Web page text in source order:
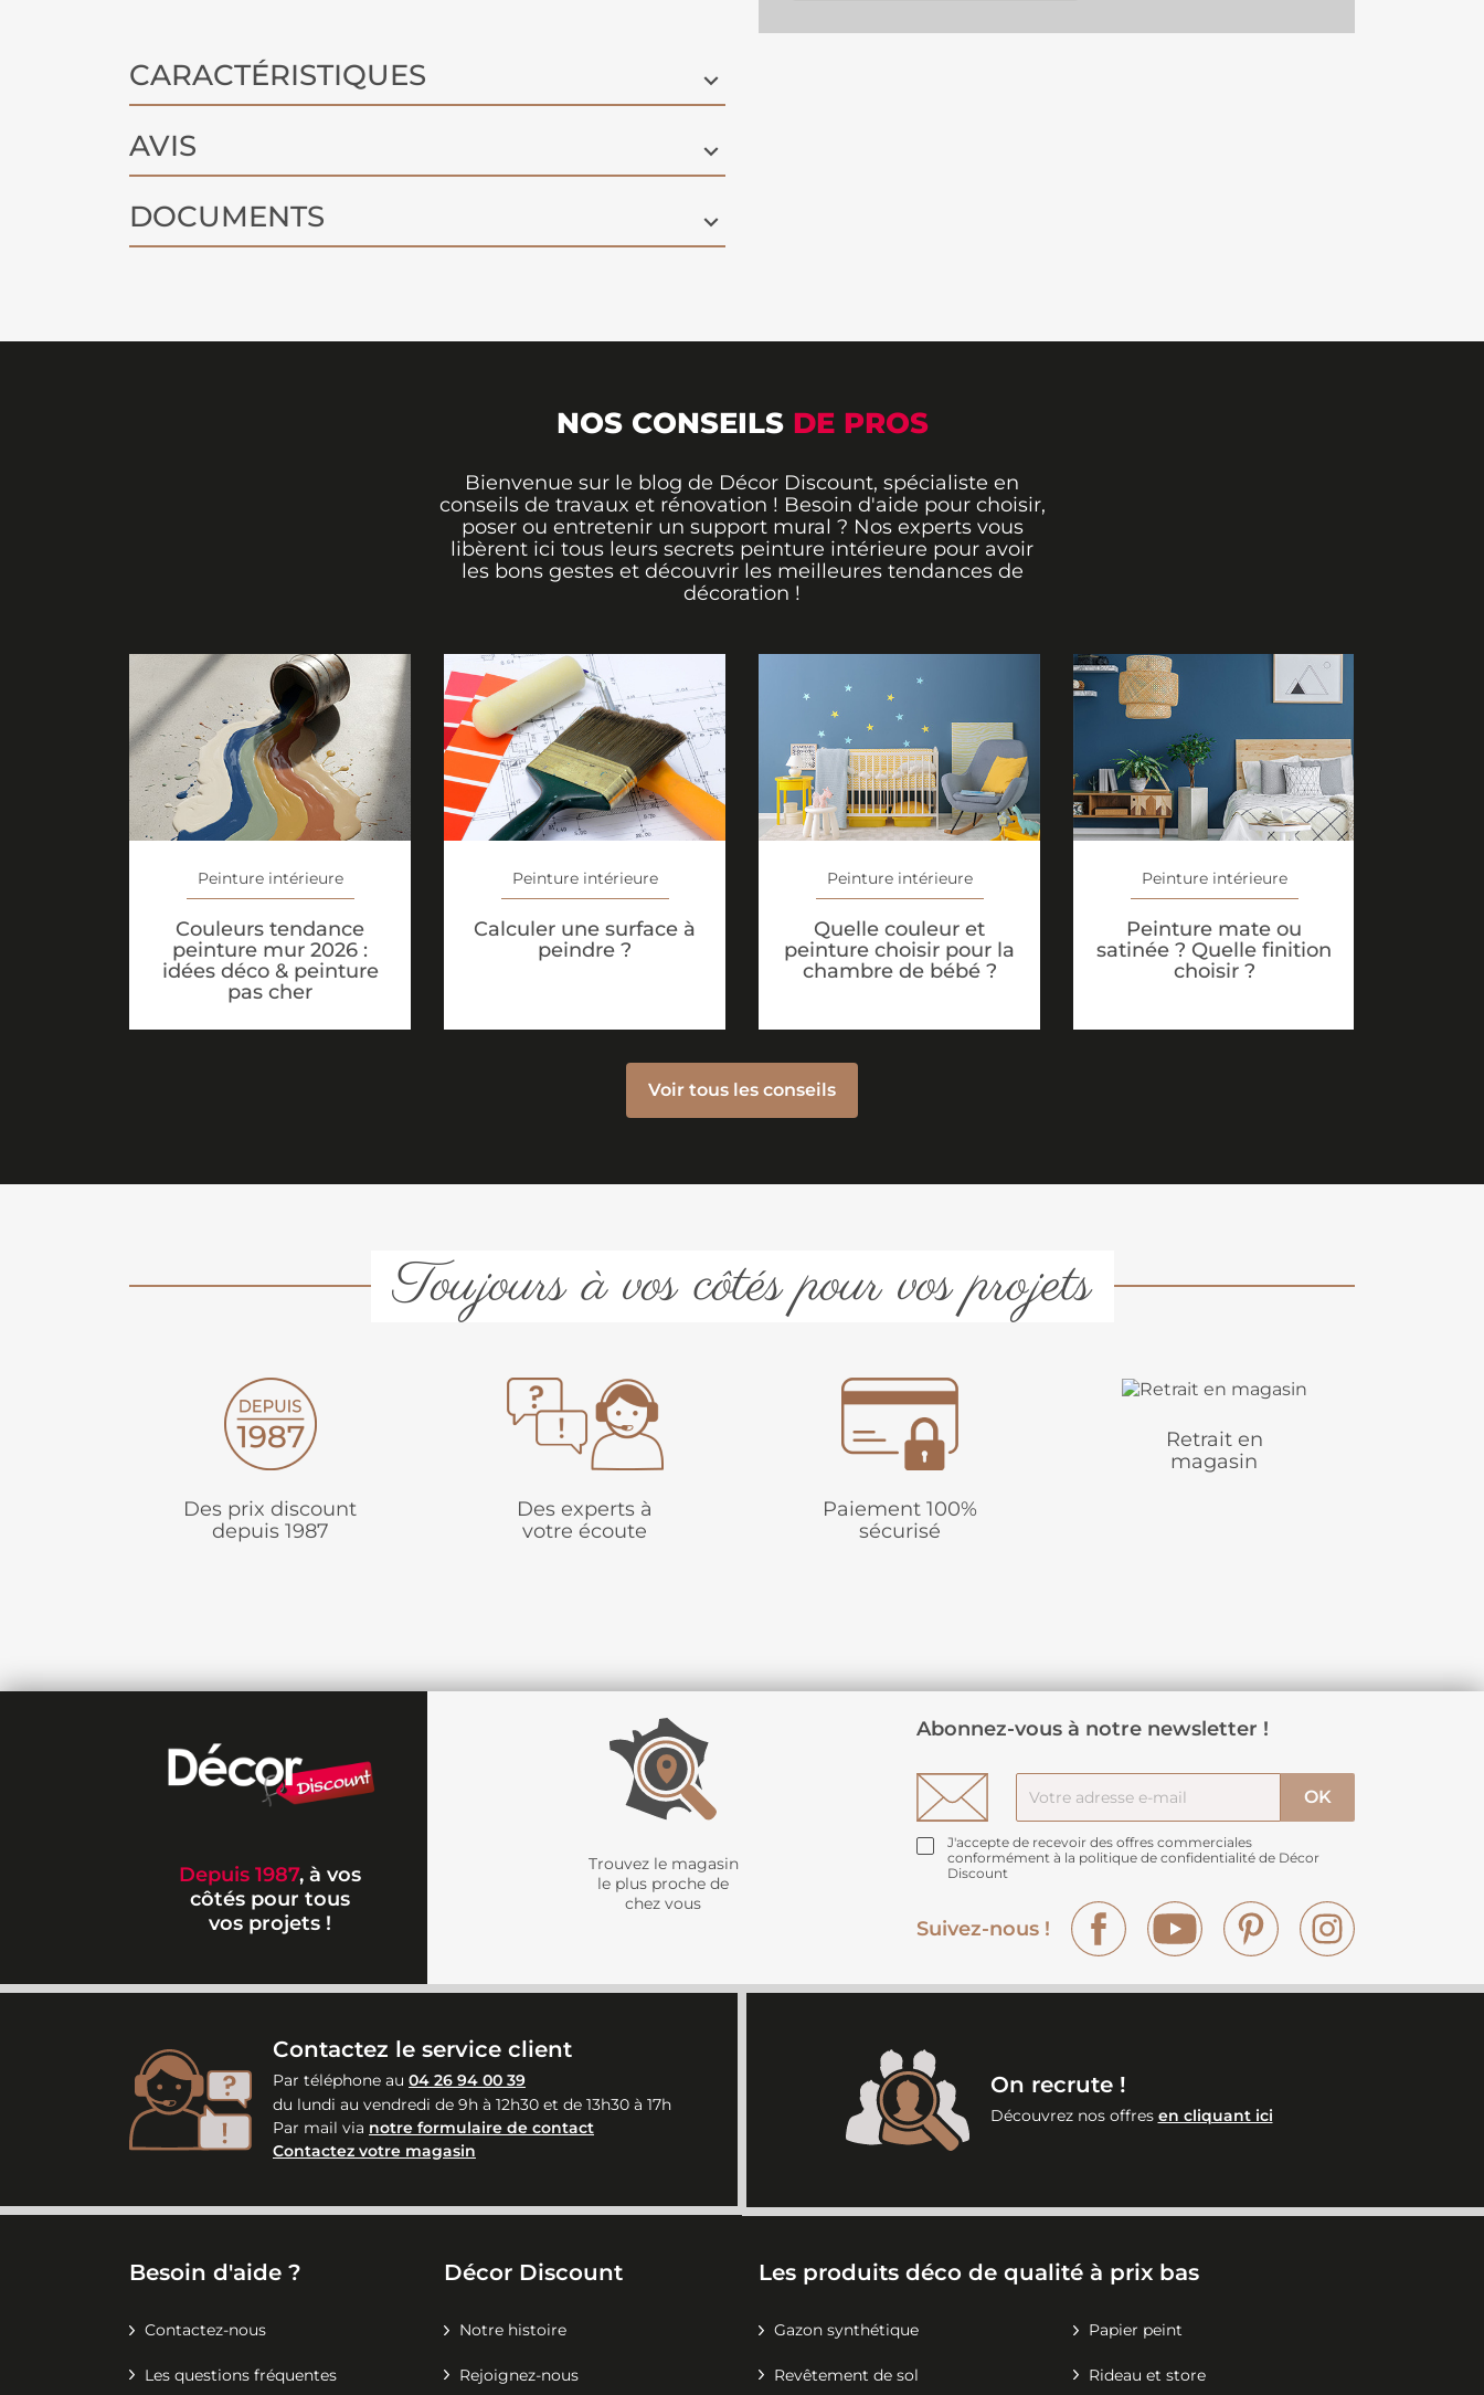
CARACTÉRISTIQUES
AVIS
DOCUMENTS
NOS CONSEILS DE PROS
Bienvenue sur le blog de Décor Discount, spécialiste en
conseils de travaux et rénovation ! Besoin d'aide pour choisir,
poser ou entretenir un support mural ? Nos experts vous
libèrent ici tous leurs secrets peinture intérieure pour avoir
les bons gestes et découvrir les meilleures tendances de
décoration !
Peinture intérieure
Couleurs tendance
peinture mur 2026 :
idées déco & peinture
pas cher
Peinture intérieure
Calculer une surface à
peindre ?
Peinture intérieure
Quelle couleur et
peinture choisir pour la
chambre de bébé ?
Peinture intérieure
Peinture mate ou
satinée ? Quelle finition
choisir ?
Voir tous les conseils
Toujours à vos côtés pour vos projets
Des prix discount
depuis 1987
Des experts à
votre écoute
Paiement 100%
sécurisé
Retrait en
magasin
Depuis 1987, à vos
côtés pour tous
vos projets !
Trouvez le magasin
le plus proche de
chez vous
Abonnez-vous à notre newsletter !
J'accepte de recevoir des offres commerciales
conformément à la politique de confidentialité de Décor
Discount
Suivez-nous !
Facebook YouTube Pinterest
Contactez le service client
Par téléphone au 04 26 94 00 39
du lundi au vendredi de 9h à 12h30 et de 13h30 à 17h
Par mail via notre formulaire de contact
Contactez votre magasin
On recrute !
Découvrez nos offres en cliquant ici
Besoin d'aide ?
Contactez-nous
Les questions fréquentes
Décor Discount
Notre histoire
Rejoignez-nous
Les produits déco de qualité à prix bas
Gazon synthétique Papier peint
Revêtement de sol Rideau et store